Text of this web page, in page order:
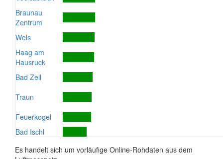
Braunau
Zentrum
Wels
Haag am
Hausruck
Bad Zell
Traun
Feuerkogel
Bad Ischl
Es handelt sich um vorläufige Online-Rohdaten aus dem